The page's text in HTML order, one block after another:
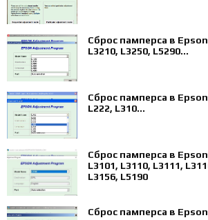
Сброс памперса в Epson
L3210, L3250, L5290...
Сброс памперса в Epson
L222, L310...
Сброс памперса в Epson
L3101, L3110, L3111,
L3156, L5190
Сброс памперса в